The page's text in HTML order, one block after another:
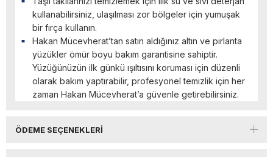
kullanabilirsiniz, ulaşılması zor bölgeler için yumuşak
bir fırça kullanın.
Hakan Mücevherat’tan satın aldığınız altın ve pırlanta
yüzükler ömür boyu bakım garantisine sahiptir.
Yüzüğünüzün ilk günkü ışıltısını koruması için düzenli
olarak bakım yaptırabilir, profesyonel temizlik için her
zaman Hakan Mücevherat’a güvenle getirebilirsiniz.
ÖDEME SEÇENEKLERI